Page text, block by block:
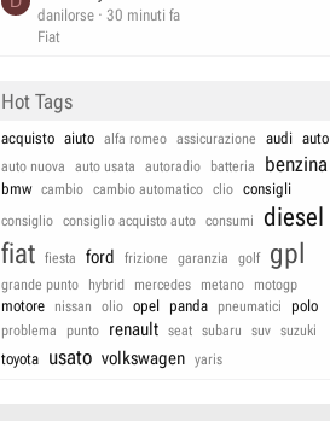
danilorse
30 minuti fa
Fiat
Hot Tags
acquisto aiuto alfa romeo assicurazione audi auto
auto nuova auto usata autoradio batteria benzina
bmw cambio cambio automatico clio consigli
consiglio consiglio acquisto auto consumi diesel
fiat fiesta ford frizione garanzia golf gpl
grande punto hybrid mercedes metano motogp
motore nissan olio opel panda pneumatici polo
problema punto renault seat subaru suv suzuki
toyota usato volkswagen yaris